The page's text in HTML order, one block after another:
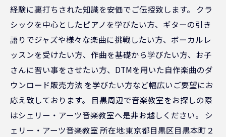
経験に裏打ちされた知識を安価でご伝授致します。 クラ
シックを中心としたピアノを学びたい方、ギターの引き
語りでジャズや様々な楽曲に挑戦したい方、ボーカルレ
ッスンを受けたい方、作曲を基礎から学びたい方、お子
さんに習い事をさせたい方、DTMを用いた自作楽曲のダ
ウンロード販売方法 を学びたい方など幅広いご要望にお
応え致しております。 目黒周辺で音楽教室をお探しの際
はシェリー・アーツ音楽教室へ是非お越しください。 シ
ェリー・アーツ音楽教室 所在地:東京都目黒区目黒本町２